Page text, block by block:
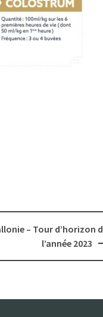
– Tour d’horizon
l’année 2023